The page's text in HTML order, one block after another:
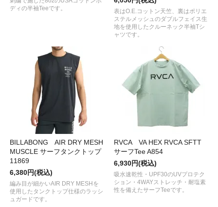
ディの半袖Teeです。
表はO.E.コットン天竺、裏はポリエ
ステルメッシュのダブルフェイス生
地を使用したクルーネック半袖Tシ
ャツです。
BILLABONG AIR DRY MESH
MUSCLE サーフタンクトップ
11869
6,380円(税込)
編み目が細かいAIR DRY MESHを
使用したタンクトップ仕様のラッシ
ュガードです。
RVCA VA HEX RVCA SFTT
サーフTee A854
6,930円(税込)
吸水速乾性・UPF30のUVプロテク
ション・4WAYストレッチ・耐塩素
性を備えたサーフTeeです。